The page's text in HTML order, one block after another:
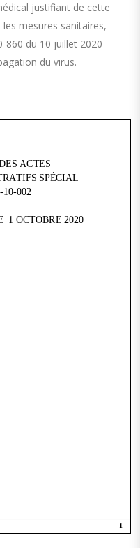
justifiant de cette
mesures sanitaires,
860 du 10 juillet 2020
du virus.